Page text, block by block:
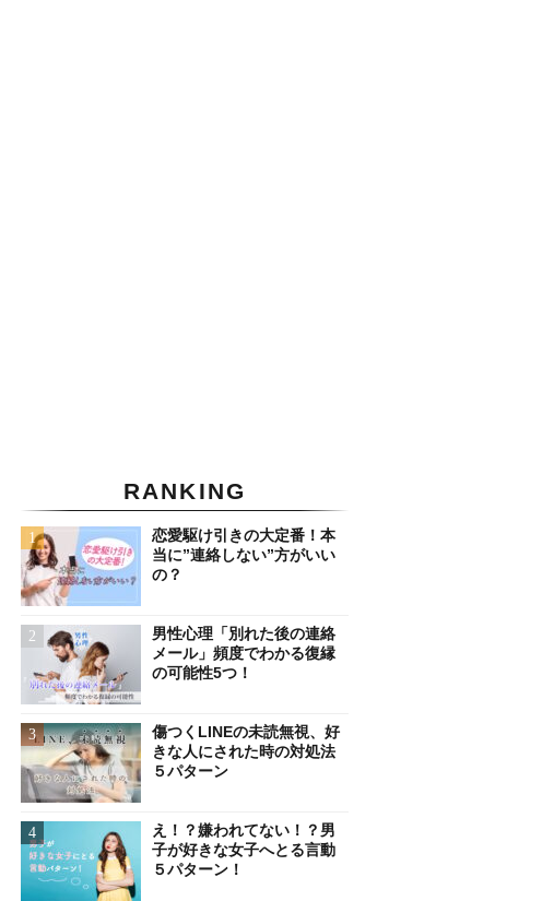
RANKING
恋愛駆け引きの大定番！本
当に”連絡しない”方がいい
の？
男性心理「別れた後の連絡
メール」頻度でわかる復縁
の可能性5つ！
傷つくLINEの未読無視、好
きな人にされた時の対処法
５パターン
え！？嫌われてない！？男
子が好きな女子へとる言動
５パターン！